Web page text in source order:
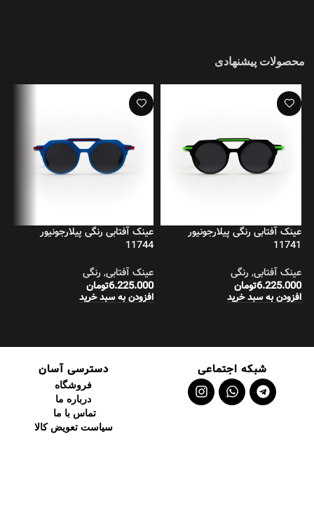
محصولات پیشنهادی
عینک آفتابی رنگی پیلارجونیور
11741
عینک آفتابی, رنگی
6.225.000تومان
افزودن به سبد خرید
عینک آفتابی رنگی پیلارجونیور
11744
عینک آفتابی, رنگی
6.225.000تومان
افزودن به سبد خرید
شبکه اجتماعی دسترسی آسان
فروشگاه
درباره ما
تماس با ما
سیاست تعویض کالا